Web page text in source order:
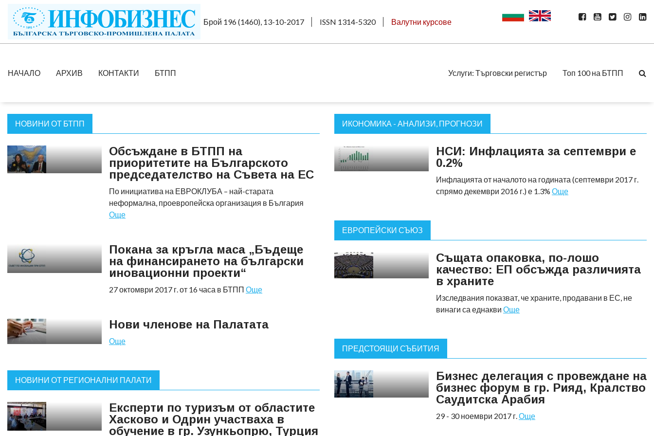
Брой 196 (1460), 13-10-2017 ISSN 1314-5320 Валутни курсове
НАЧАЛО АРХИВ КОНТАКТИ БТПП Услуги: Търговски регистър Топ 100 на БТПП
НОВИНИ ОТ БТПП
Обсъждане в БТПП на
приоритетите на Българското
председателство на Съвета на ЕС
По инициатива на ЕВРОКЛУБА – най-старата
неформална, проевропейска организация в България
Още
Покана за кръгла маса „Бъдеще
на финансирането на български
иновационни проекти“
27 октомври 2017 г. от 16 часа в БТПП Още
Нови членове на Палатата
Още
НОВИНИ ОТ РЕГИОНАЛНИ ПАЛАТИ
Експерти по туризъм от областите
Хасково и Одрин участваха в
обучение в гр. Узункьопрю, Турция
ИКОНОМИКА - АНАЛИЗИ, ПРОГНОЗИ
НСИ: Инфлацията за септември е
0.2%
Инфлацията от началото на годината (септември 2017 г.
спрямо декември 2016 г.) е 1.3% Още
ЕВРОПЕЙСКИ СЪЮЗ
Същата опаковка, по-лошо
качество: ЕП обсъжда различията
в храните
Изследвания показват, че храните, продавани в ЕС, не
винаги са еднакви Още
ПРЕДСТОЯЩИ СЪБИТИЯ
Бизнес делегация с провеждане на
бизнес форум в гр. Рияд, Кралство
Саудитска Арабия
29 - 30 ноември 2017 г.Още